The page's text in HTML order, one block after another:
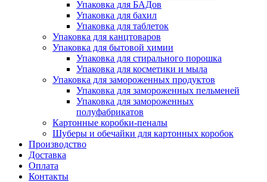
Упаковка для БАДов
Упаковка для бахил
Упаковка для таблеток
Упаковка для канцтоваров
Упаковка для бытовой химии
Упаковка для стирального порошка
Упаковка для косметики и мыла
Упаковка для замороженных продуктов
Упаковка для замороженных пельменей
Упаковка для замороженных
полуфабрикатов
Картонные коробки-пеналы
Шуберы и обечайки для картонных коробок
Производство
Доставка
Оплата
Контакты